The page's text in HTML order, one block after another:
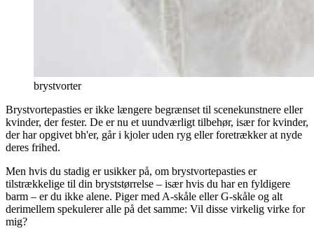
brystvorter
Brystvortepasties er ikke længere begrænset til scenekunstnere eller
kvinder, der fester. De er nu et uundværligt tilbehør, især for kvinder,
der har opgivet bh'er, går i kjoler uden ryg eller foretrækker at nyde
deres frihed.
Men hvis du stadig er usikker på, om brystvortepasties er
tilstrækkelige til din bryststørrelse – især hvis du har en fyldigere
barm – er du ikke alene. Piger med A-skåle eller G-skåle og alt
derimellem spekulerer alle på det samme: Vil disse virkelig virke for
mig?